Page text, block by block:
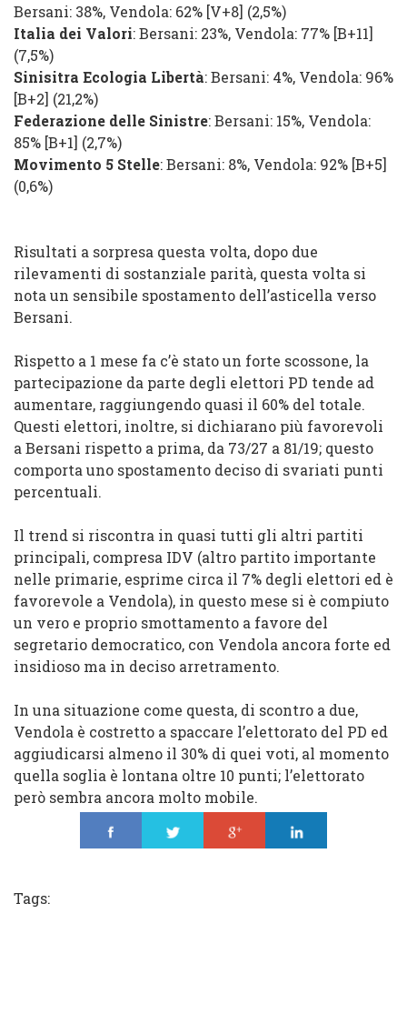
Bersani: 38%, Vendola: 62% [V+8] (2,5%)
Italia dei Valori:Bersani: 23%, Vendola: 77% [B+11]
(7,5%)
Sinisitra Ecologia Libertà:Bersani: 4%, Vendola: 96%
[B+2] (21,2%)
Federazione delle Sinistre:Bersani: 15%, Vendola:
85% [B+1] (2,7%)
Movimento 5 Stelle:Bersani: 8%, Vendola: 92% [B+5]
(0,6%)
Risultati a sorpresa questa volta, dopo due
rilevamenti di sostanziale parità, questa volta si
nota un sensibile spostamento dell’asticella verso
Bersani.
Rispetto a 1 mese fa c’è stato un forte scossone, la
partecipazione da parte degli elettori PD tende ad
aumentare, raggiungendo quasi il 60% del totale.
Questi elettori, inoltre, si dichiarano più favorevoli
a Bersani rispetto a prima, da 73/27 a 81/19; questo
comporta uno spostamento deciso di svariati punti
percentuali.
Il trend si riscontra in quasi tutti gli altri partiti
principali, compresa IDV (altro partito importante
nelle primarie, esprime circa il 7% degli elettori ed è
favorevole a Vendola), in questo mese si è compiuto
un vero e proprio smottamento a favore del
segretario democratico, con Vendola ancora forte ed
insidioso ma in deciso arretramento.
In una situazione come questa, di scontro a due,
Vendola è costretto a spaccare l’elettorato del PD ed
aggiudicarsi almeno il 30% di quei voti, al momento
quella soglia è lontana oltre 10 punti; l’elettorato
però sembra ancora molto mobile.
Tags: